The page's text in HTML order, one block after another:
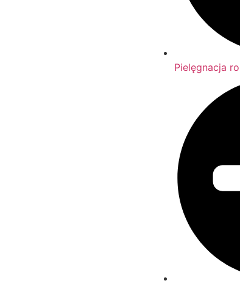
Pielęgnacja